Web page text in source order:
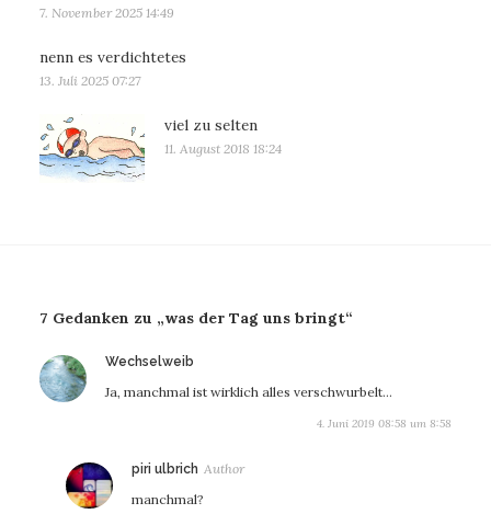
7. November 2025 14:49
nenn es verdichtetes
13. Juli 2025 07:27
viel zu selten
11. August 2018 18:24
7 Gedanken zu „was der Tag uns bringt“
Wechselweib
Ja, manchmal ist wirklich alles verschwurbelt…
4. Juni 2019 08:58 um 8:58
piri ulbrich sagt:
manchmal?